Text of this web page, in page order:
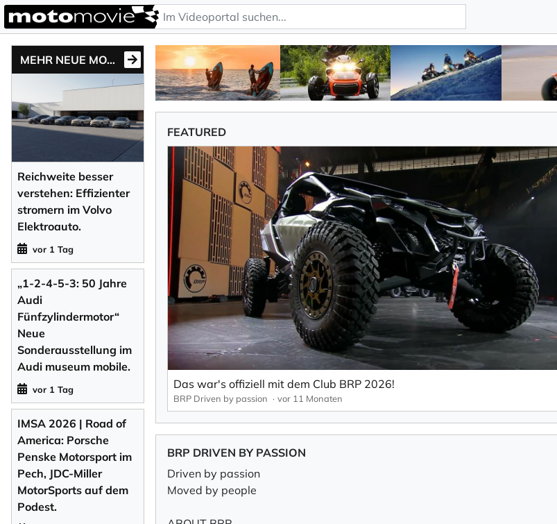
MEHR NEUE MOTONEWS
Reichweite besser
verstehen: Effizienter
stromern im Volvo
Elektroauto.
vor 1 Tag
„1-2-4-5-3: 50 Jahre
Audi
Fünfzylindermotor“
Neue
Sonderausstellung im
Audi museum mobile.
vor 1 Tag
IMSA 2026 | Road of
America: Porsche
Penske Motorsport im
Pech, JDC-Miller
MotorSports auf dem
Podest.
FEATURED
Das war's offiziell mit dem Club BRP 2026!
BRP Driven by passion vor 11 Monaten
BRP DRIVEN BY PASSION
Driven by passion
Moved by people